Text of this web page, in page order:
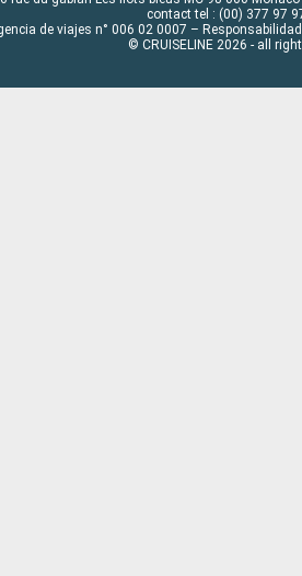
contact tel : (00) 377 97
de viajes n° 006 02 0007 –
© CRUISELINE 2026 - all